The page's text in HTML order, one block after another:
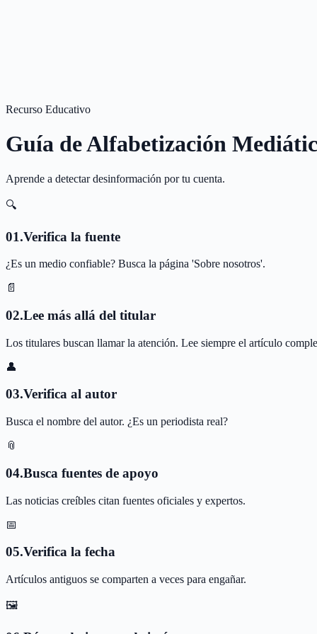
Recurso Educativo
Guía de Alfabetización
Aprende a detectar desinformación por tu cuenta.
🔍
01.Verifica la fuente
¿Es un medio confiable? Busca la página 'Sobre nosotros'.
📄
02.Lee más allá del titular
Los titulares buscan llamar la atención. Lee siempre el artículo
👤
03.Verifica al autor
Busca el nombre del autor. ¿Es un periodista real?
📎
04.Busca fuentes de apoyo
Las noticias creíbles citan fuentes oficiales y expertos.
📅
05.Verifica la fecha
Artículos antiguos se comparten a veces para engañar.
🖼️